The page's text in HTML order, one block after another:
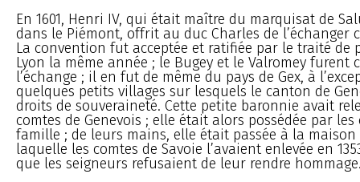
En 1601, Henri IV, qui était maître du marquisat de
dans le Piémont, offrit au duc Charles de l’échanger
La convention fut acceptée et ratifiée par le traité de
Lyon la même année ; le Bugey et le Valromey furent
l’échange ; il en fut de même du pays de Gex, à
quelques petits villages sur lesquels le canton de
droits de souveraineté. Cette petite baronnie avait
comtes de Genevois ; elle était alors possédée par les
famille ; de leurs mains, elle était passée à la maison
laquelle les comtes de Savoie l’avaient enlevée en
que les seigneurs refusaient de leur rendre